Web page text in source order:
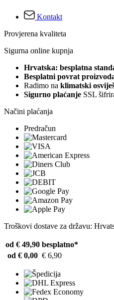
Kontakt
Provjerena kvaliteta
Sigurna online kupnja
Hrvatska: besplatna
Besplatni povrat
Radimo na klimatski
Sigurno plaćanje SSL
Načini plaćanja
Predračun
Troškovi dostave za državu:
od € 49,90 besplatno*
od € 0,00 € 6,90